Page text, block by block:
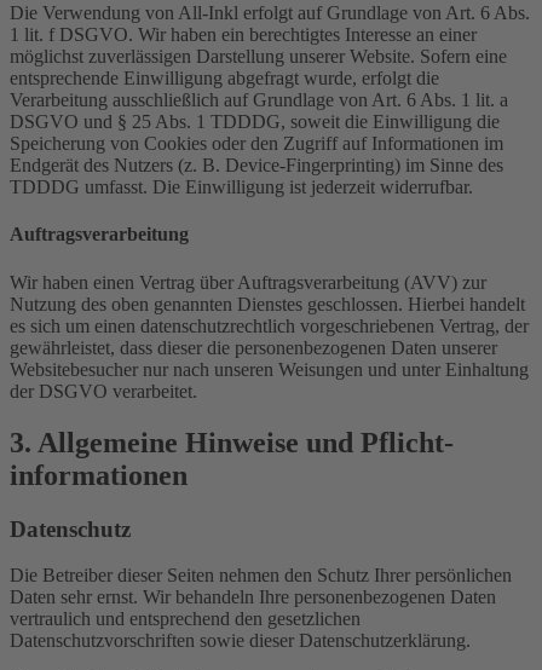
Die Verwendung von All-Inkl erfolgt auf Grundlage von Art. 6 Abs.
1 lit. f DSGVO. Wir haben ein berechtigtes Interesse an einer
möglichst zuverlässigen Darstellung unserer Website. Sofern eine
entsprechende Einwilligung abgefragt wurde, erfolgt die
Verarbeitung ausschließlich auf Grundlage von Art. 6 Abs. 1 lit. a
DSGVO und § 25 Abs. 1 TDDDG, soweit die Einwilligung die
Speicherung von Cookies oder den Zugriff auf Informationen im
Endgerät des Nutzers (z. B. Device-Fingerprinting) im Sinne des
TDDDG umfasst. Die Einwilligung ist jederzeit widerrufbar.
Auftragsverarbeitung
Wir haben einen Vertrag über Auftragsverarbeitung (AVV) zur
Nutzung des oben genannten Dienstes geschlossen. Hierbei handelt
es sich um einen datenschutzrechtlich vorgeschriebenen Vertrag, der
gewährleistet, dass dieser die personenbezogenen Daten unserer
Websitebesucher nur nach unseren Weisungen und unter Einhaltung
der DSGVO verarbeitet.
3. Allgemeine Hinweise und Pflicht­
informationen
Datenschutz
Die Betreiber dieser Seiten nehmen den Schutz Ihrer persönlichen
Daten sehr ernst. Wir behandeln Ihre personenbezogenen Daten
vertraulich und entsprechend den gesetzlichen
Datenschutzvorschriften sowie dieser Datenschutzerklärung.